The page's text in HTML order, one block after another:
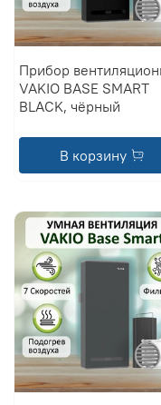
Прибор
VAKIO BASE SMART
BLACK, чёрный
В корзину